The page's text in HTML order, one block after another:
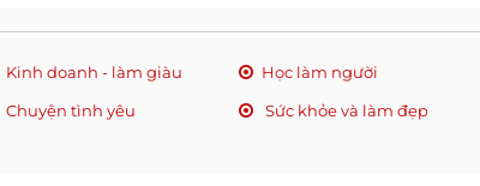
Kinh doanh - làm giàu Học làm người
Chuyện tình yêu Sức khỏe và làm đẹp